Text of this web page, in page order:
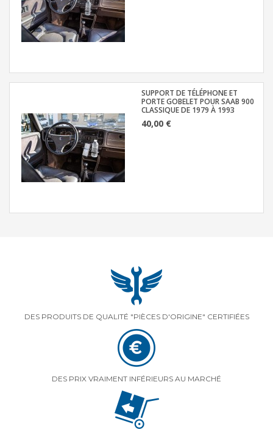
SUPPORT DE TÉLÉPHONE ET
PORTE GOBELET POUR SAAB 900
CLASSIQUE DE 1979 À 1993
40,00 €
DES PRODUITS DE QUALITÉ "PIÈCES D'ORIGINE" CERTIFIÉES
DES PRIX VRAIMENT INFÉRIEURS AU MARCHÉ